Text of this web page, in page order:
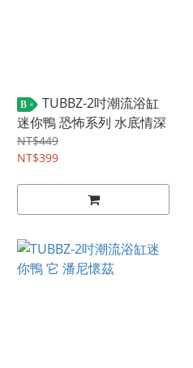
B
TUBBZ-2吋潮流浴缸
迷你鴨 恐怖系列 水底情深
NT$449
NT$399